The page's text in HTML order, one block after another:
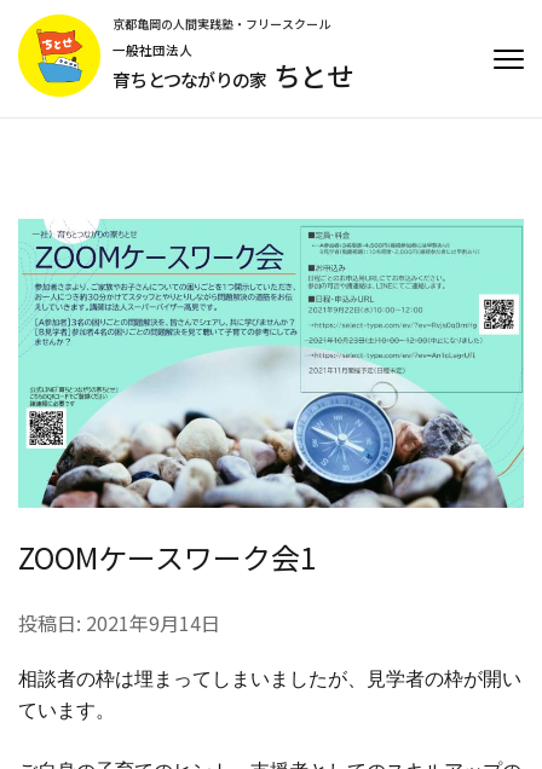
(Enter
京都亀岡の人間実践塾・フリースクール
一般社団法人
育ちとつながりの家 ちとせ
ZOOMケースワーク会1
投稿日: 2021年9月14日
相談者の枠は埋まってしまいましたが、見学者の枠が開い
ています。